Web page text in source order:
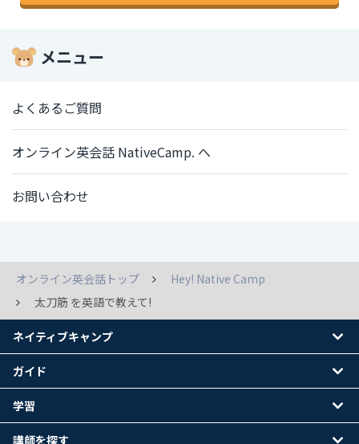
メニュー
よくあるご質問
オンライン英会話 NativeCamp. へ
お問い合わせ
オンライン英会話トップ
Hey! Native Camp
太刀筋 を英語で教えて!
ネイティブキャンプ
ガイド
学習
講師を探す